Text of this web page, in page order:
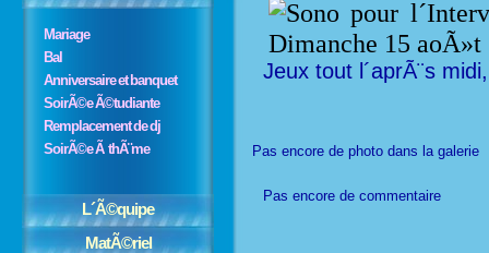
Mariage
Bal
Anniversaire et banquet
SoirÃ©e Ã©tudiante
Remplacement de dj
SoirÃ©e Ã thÃ¨me
L´Ã©quipe
MatÃ©riel
Jeux tout l´aprÃ¨s
Pas encore de photo dans la galerie
Pas encore de commentaire